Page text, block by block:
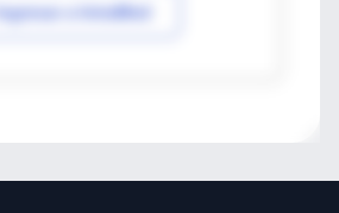
Ingresar a IntraMed